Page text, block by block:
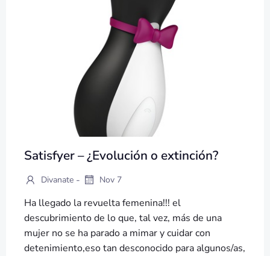
Satisfyer – ¿Evolución o extinción?
Divanate - Nov 7
Ha llegado la revuelta femenina!!! el
descubrimiento de lo que, tal vez, más de una
mujer no se ha parado a mimar y cuidar con
detenimiento,eso tan desconocido para algunos/as,